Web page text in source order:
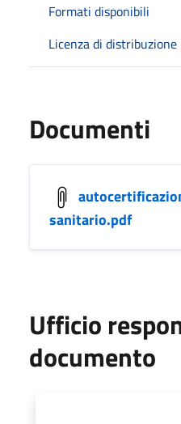
Formati disponibili
Licenza di distribuzione
Documenti
sanitario.pdf
Ufficio
documento